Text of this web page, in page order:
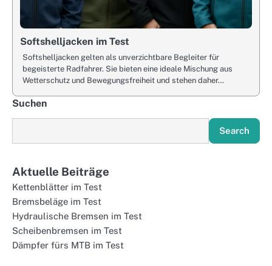
Softshelljacken im Test
Softshelljacken gelten als unverzichtbare Begleiter für
begeisterte Radfahrer. Sie bieten eine ideale Mischung aus
Wetterschutz und Bewegungsfreiheit und stehen daher…
Suchen
Search
Aktuelle Beiträge
Kettenblätter im Test
Bremsbeläge im Test
Hydraulische Bremsen im Test
Scheibenbremsen im Test
Dämpfer fürs MTB im Test